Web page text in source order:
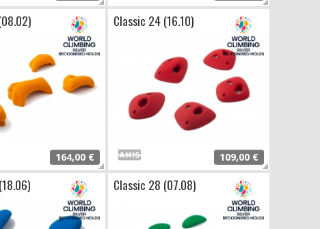
164,00 €
Classic 24 (16.10)
109,00 €
Classic 28 (07.08)